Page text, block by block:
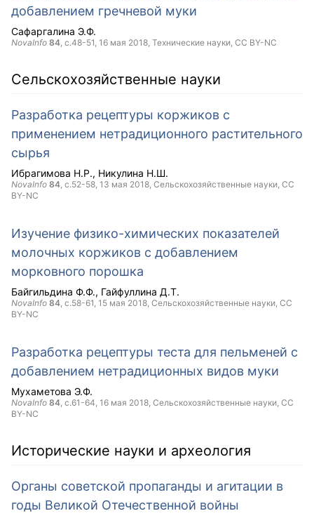
добавлением гречневой муки
Сафаргалина Э.Ф.
NovaInfo 84, с.48-51, 16 мая 2018, Технические науки, CC BY-NC
Сельскохозяйственные науки
Разработка рецептуры коржиков с
применением нетрадиционного растительного
сырья
Ибрагимова Н.Р. Никулина Н.Ш.
NovaInfo 84, с.52-58, 13 мая 2018, Сельскохозяйственные науки, CC
BY-NC
Изучение физико-химических показателей
молочных коржиков с добавлением
морковного порошка
Байгильдина Ф.Ф. Гайфуллина Д.Т.
NovaInfo 84, с.58-61, 15 мая 2018, Сельскохозяйственные науки, CC
BY-NC
Разработка рецептуры теста для пельменей с
добавлением нетрадиционных видов муки
Мухаметова Э.Ф.
NovaInfo 84, с.61-64, 16 мая 2018, Сельскохозяйственные науки, CC
BY-NC
Исторические науки и археология
Органы советской пропаганды и агитации в
годы Великой Отечественной войны